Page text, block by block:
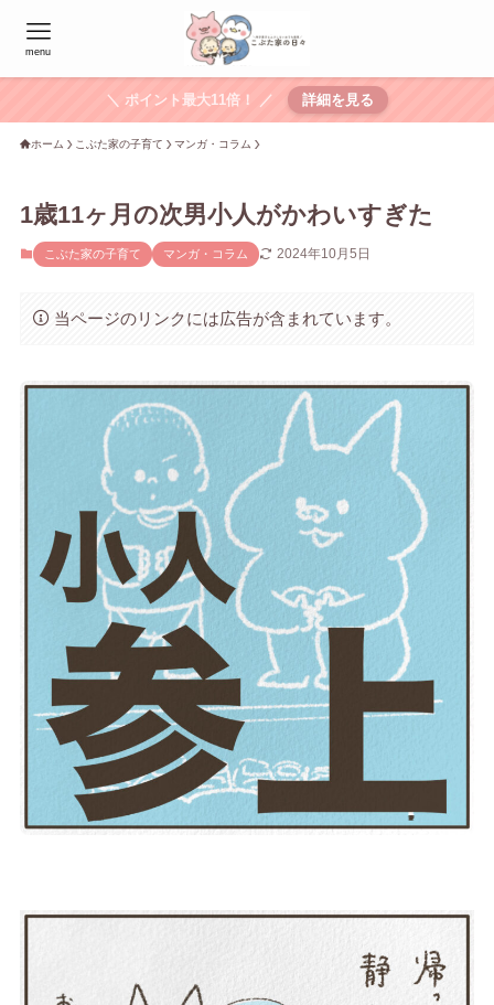
menu
＼ ポイント最大11倍！ ／ 詳細を見る
ホーム こぶた家の子育て マンガ・コラム
1歳11ヶ月の次男小人がかわいすぎた
こぶた家の子育て マンガ・コラム 2024年10月5日
当ページのリンクには広告が含まれています。